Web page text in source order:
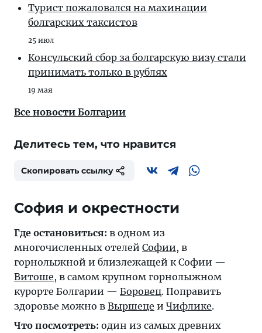
Турист пожаловался на махинации
болгарских таксистов
25 июл
Консульский сбор за болгарскую визу стали
принимать только в рублях
19 мая
Все новости Болгарии
Делитесь тем, что нравится
Скопировать ссылку
София и окрестности
Где остановиться: в одном из
многочисленных отелей Софии, в
горнолыжной и близлежащей к Софии —
Витоше, в самом крупном горнолыжном
курорте Болгарии — Боровец. Поправить
здоровье можно в Выршеце и Чифлике.
Что посмотреть: один из самых древних